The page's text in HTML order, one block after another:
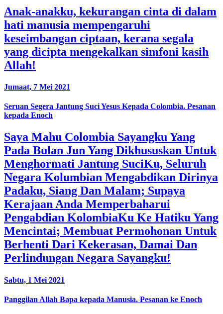
Anak-anakku, kekurangan cinta di dalam
hati manusia mempengaruhi
keseimbangan ciptaan, kerana segala
yang dicipta mengekalkan simfoni kasih
Allah!
Jumaat, 7 Mei 2021
Seruan Segera Jantung Suci Yesus Kepada Colombia. Pesanan
kepada Enoch
Saya Mahu Colombia Sayangku Yang
Pada Bulan Jun Yang Dikhususkan Untuk
Menghormati Jantung SuciKu, Seluruh
Negara Kolumbian Mengabdikan Dirinya
Padaku, Siang Dan Malam; Supaya
Kerajaan Anda Memperbaharui
Pengabdian KolombiaKu Ke Hatiku Yang
Mencintai; Membuat Permohonan Untuk
Berhenti Dari Kekerasan, Damai Dan
Perlindungan Negara Sayangku!
Sabtu, 1 Mei 2021
Panggilan Allah Bapa kepada Manusia. Pesanan ke Enoch